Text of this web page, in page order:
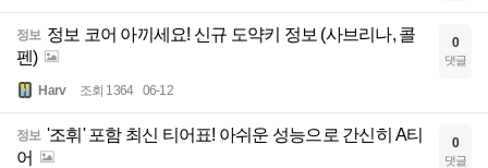
정보 정보 코어 아끼세요! 신규 도약키 정보 (사브리나, 콜
펜)
Harv 조회 1364 06-12
0
댓글
정보 '조휘' 포함 최신 티어표! 아쉬운 성능으로 간신히 A티
어
0
댓글